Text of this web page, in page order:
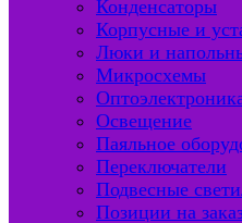
Конденсаторы
Корпусные и
Люки и
Микросхемы
Освещение
Паяльное
Переключатели
Подвесные
Позиции на